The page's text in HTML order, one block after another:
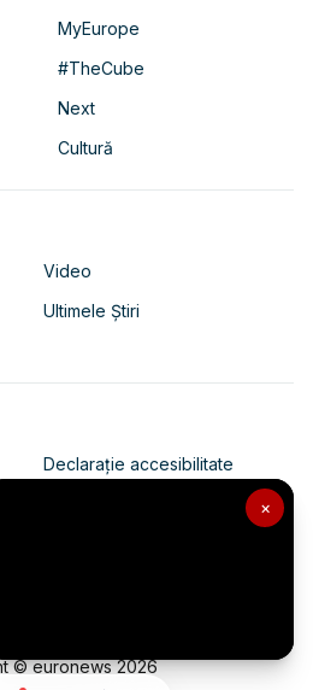
×
MyEurope
#TheCube
Next
Cultură
Video
Ultimele Știri
Declarație accesibilitate
Politica de confidențialitate
© euronews2026